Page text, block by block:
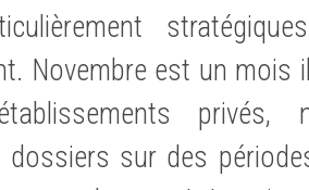
Novembre est un mois
privés,
dossiers sur des